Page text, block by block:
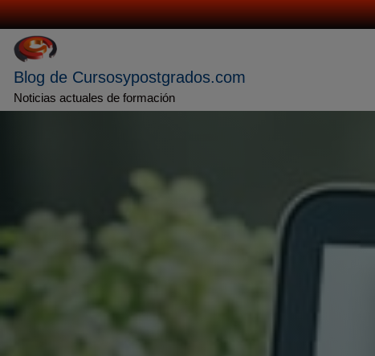
Saltar
al
contenido
Blog de Cursosypostgrados.com
Noticias actuales de formación